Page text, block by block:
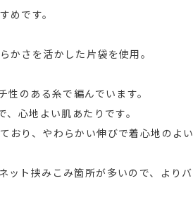
めです。
かさを活かした片袋を使用。
のある糸で編んでいます。
心地よい肌あたりです。
おり、やわらかい伸びで着心地のよい
ット挟みこみ箇所が多いので、よりバ